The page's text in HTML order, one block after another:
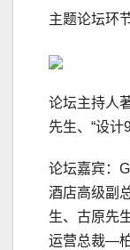
主题论坛环
论坛主持人
先生、“设计
论坛嘉宾：
酒店高级副
生、古原先
运营总裁—